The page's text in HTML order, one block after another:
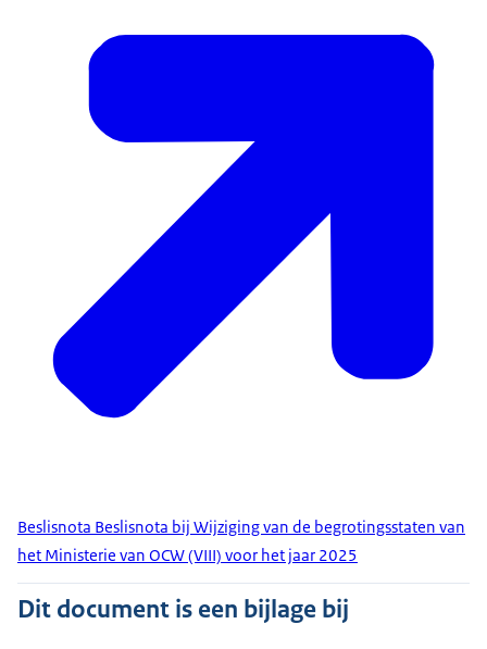
Beslisnota Beslisnota bij Wijziging van de begrotingsstaten van
het Ministerie van OCW (VIII) voor het jaar 2025
Dit document is een bijlage bij